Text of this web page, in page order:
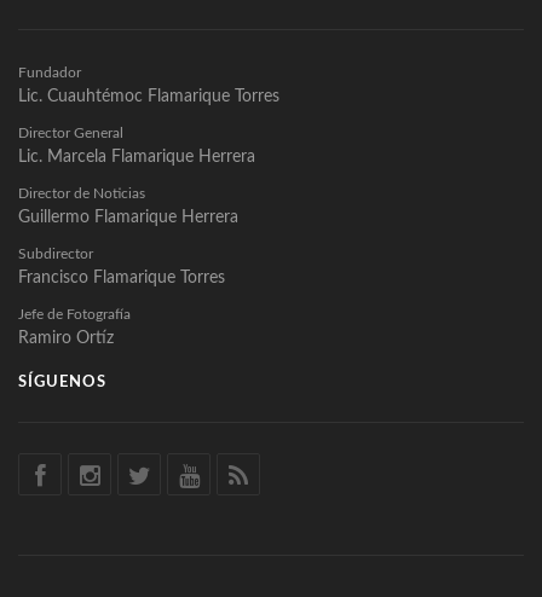
Fundador
Lic. Cuauhtémoc Flamarique Torres
Director General
Lic. Marcela Flamarique Herrera
Director de Noticias
Guillermo Flamarique Herrera
Subdirector
Francisco Flamarique Torres
Jefe de Fotografía
Ramiro Ortíz
SÍGUENOS